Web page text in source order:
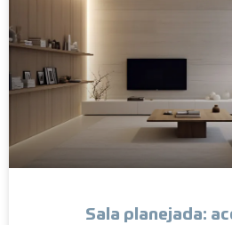
Sala planejada: